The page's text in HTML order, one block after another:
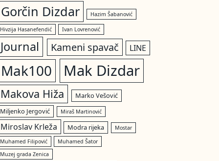
Gorčin Dizdar Hazim Šabanović
Hivzija Hasanefendić Ivan Lovrenović
Journal Kameni spavač LINE
Mak100 Mak Dizdar
Makova Hiža
Marko Vešović
Miljenko Jergović
Miraš Martinović
Miroslav Krleža Modra rijeka
Mostar
Muhamed Filipović
Muhamed Šator
Muzej grada Zenica